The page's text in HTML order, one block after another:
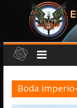
Boda